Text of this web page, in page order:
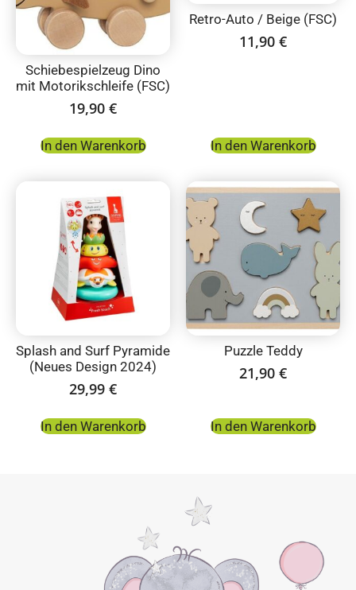
Schiebespielzeug Dino
mit Motorikschleife (FSC)
19,90 €
In den Warenkorb
Retro-Auto / Beige (FSC)
11,90 €
In den Warenkorb
Splash and Surf Pyramide
(Neues Design 2024)
29,99 €
In den Warenkorb
Puzzle Teddy
21,90 €
In den Warenkorb